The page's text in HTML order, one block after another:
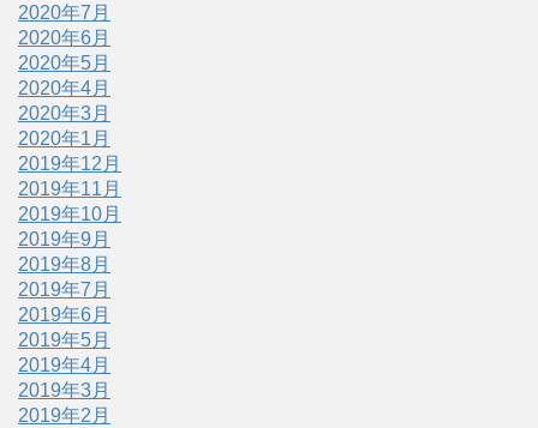
2020年7月
2020年6月
2020年5月
2020年4月
2020年3月
2020年1月
2019年12月
2019年11月
2019年10月
2019年9月
2019年8月
2019年7月
2019年6月
2019年5月
2019年4月
2019年3月
2019年2月